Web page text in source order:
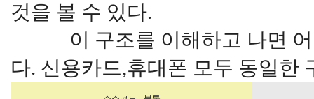
것을 볼 수 있다.
이 구조를 이해하고 나면 어
다. 신용카드,휴대폰 모두 동일한